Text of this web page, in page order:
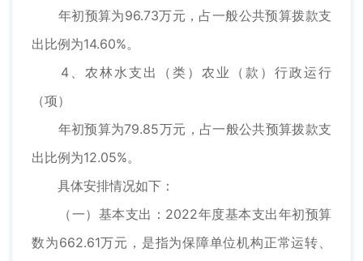
年初预算为96.73万元，占一般公共预算拨款支
出比例为14.60%。
4、农林水支出（类）农业（款）行政运行
（项）
年初预算为79.85万元，占一般公共预算拨款支
出比例为12.05%。
具体安排情况如下：
（一）基本支出：2022年度基本支出年初预算
数为662.61万元，是指为保障单位机构正常运转、